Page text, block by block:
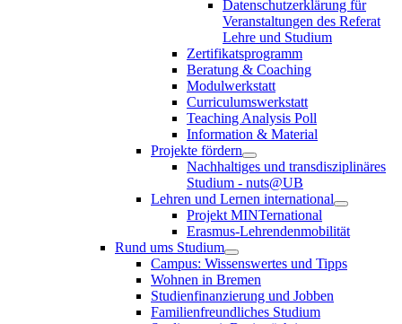
Datenschutzerklärung für
Veranstaltungen des Referat
Lehre und Studium
Zertifikatsprogramm
Beratung & Coaching
Modulwerkstatt
Curriculumswerkstatt
Teaching Analysis Poll
Information & Material
Projekte fördern
Nachhaltiges und transdisziplinäres
Studium - nuts@UB
Lehren und Lernen international
Projekt MINTernational
Erasmus-Lehrendenmobilität
Rund ums Studium
Campus: Wissenswertes und Tipps
Wohnen in Bremen
Studienfinanzierung und Jobben
Familienfreundliches Studium